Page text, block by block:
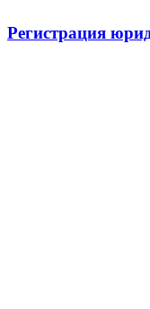
Регистрация